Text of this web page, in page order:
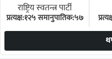
राष्ट्रिय स्वतन्त्र पार्टी
प्रत्यक्ष:१२५ समानुपातिक:५७